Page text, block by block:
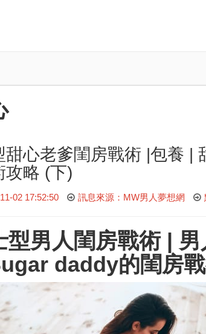
甜心老爹閨房戰術 |包養 |
攻略 (下)
02 17:52:50 訊息來源：MW男人夢想網
型男人閨房戰術|
daddy的閨房